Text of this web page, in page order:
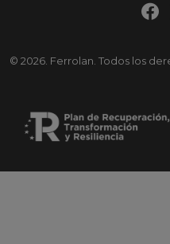
© 2026. Ferrolan. Todos los